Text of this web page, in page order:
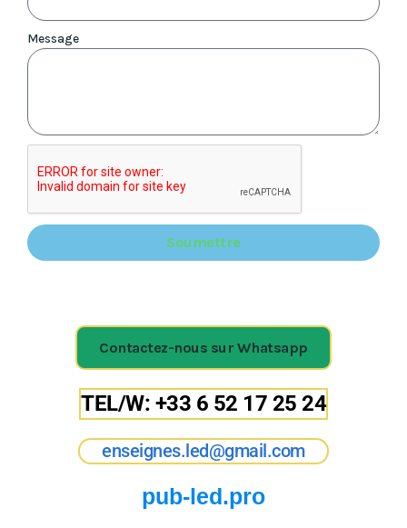
Message
Soumettre
Contactez-nous sur Whatsapp
TEL/W: +33 6 52 17 25 24
enseignes.led@gmail.com
pub-led.pro